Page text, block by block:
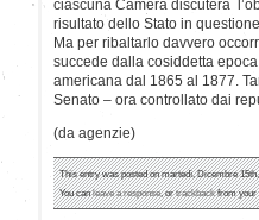
ciascuna Camera discuterà
risultato dello Stato in
Ma per ribaltarlo davvero
succede dalla cosiddetta
americana dal 1865 al 1877.
Senato – ora controllato dai
(da agenzie)
This entry was posted on martedì, Dicembre
You canleave a response, ortrackbackfrom your